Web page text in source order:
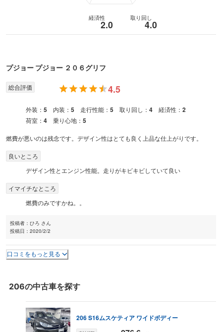
取り回し
4.0
経済性
2.0
プジョー プジョー ２０６ グリフ
総合評価 4.5
外装： 5 内装： 5 走行性能： 5 取り回し： 4 経済性： 2
荷室： 4 乗り心地： 5
燃費が悪いのは残念です。デザイン性はとても良く上品な仕上がりです。
良いところ
デザイン性とエンジン性能。走りがキビキビしていて良い
イマイチなところ
燃費のみですかね。。
投稿者： ひろ さん
投稿日： 2020/2/2
口コミをもっと見る
206の中古車を探す
206S16ムスケティア ワイドボディー